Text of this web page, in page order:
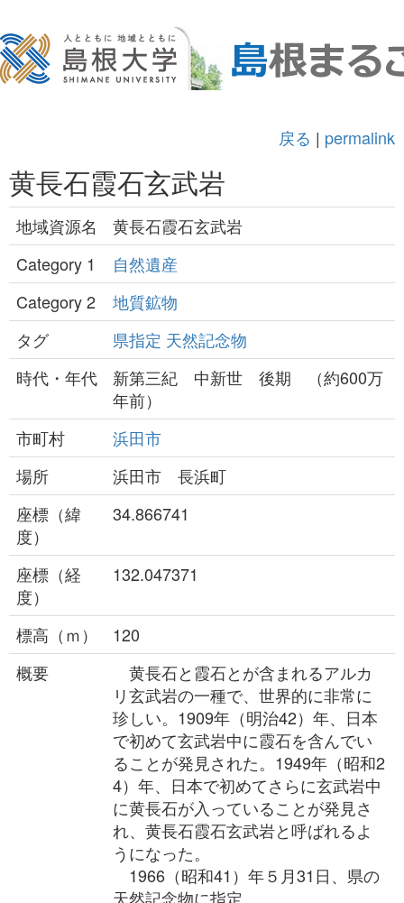
戻る | permalink
黄長石霞石玄武岩
地域資源名
黄長石霞石玄武岩
Category 1
自然遺産
Category 2
地質鉱物
タグ
県指定 天然記念物
時代・年代
新第三紀 中新世 後期 （約600万
年前）
市町村
浜田市
場所
浜田市 長浜町
座標（緯
度）
34.866741
座標（経
度）
132.047371
標高（ｍ）
120
概要
黄長石と霞石とが含まれるアルカ
リ玄武岩の一種で、世界的に非常に
珍しい。1909年（明治42）年、日本
で初めて玄武岩中に霞石を含んでい
ることが発見された。1949年（昭和2
4）年、日本で初めてさらに玄武岩中
に黄長石が入っていることが発見さ
れ、黄長石霞石玄武岩と呼ばれるよ
うになった。
1966（昭和41）年５月31日、県の
天然記念物に指定。